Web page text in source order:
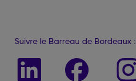
Suivre le Barreau de Bordeaux :